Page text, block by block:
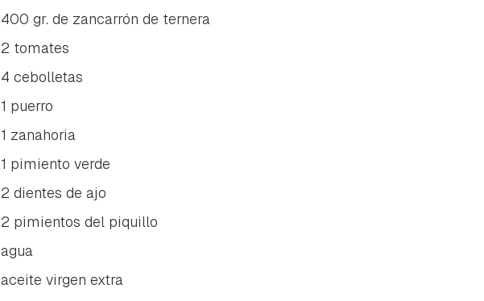
400 gr. de zancarrón de ternera
2 tomates
4 cebolletas
1 puerro
1 zanahoria
1 pimiento verde
2 dientes de ajo
2 pimientos del piquillo
agua
aceite virgen extra